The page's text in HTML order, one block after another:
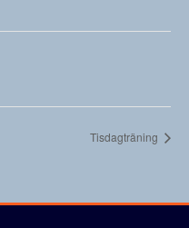
Tisdagträning